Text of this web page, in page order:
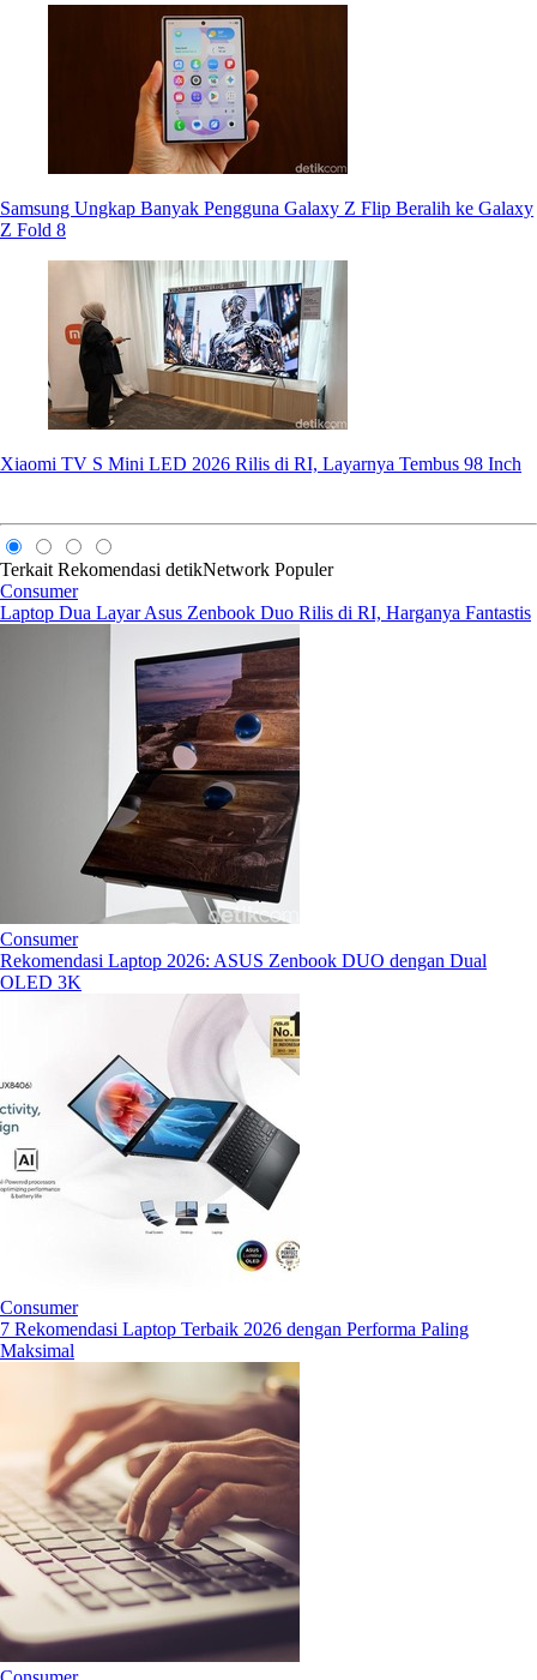
Samsung Ungkap Banyak Pengguna Galaxy Z Flip Beralih ke Galaxy
Z Fold 8
Xiaomi TV S Mini LED 2026 Rilis di RI, Layarnya Tembus 98 Inch
Terkait Rekomendasi detikNetwork Populer
Consumer
Laptop Dua Layar Asus Zenbook Duo Rilis di RI, Harganya Fantastis
Consumer
Rekomendasi Laptop 2026: ASUS Zenbook DUO dengan Dual
OLED 3K
Consumer
7 Rekomendasi Laptop Terbaik 2026 dengan Performa Paling
Maksimal